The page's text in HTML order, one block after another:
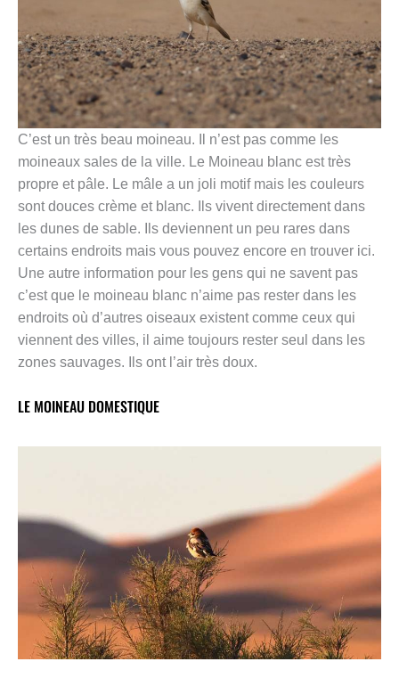
C’est un très beau moineau. Il n’est pas comme les
moineaux sales de la ville. Le Moineau blanc est très
propre et pâle. Le mâle a un joli motif mais les couleurs
sont douces crème et blanc. Ils vivent directement dans
les dunes de sable. Ils deviennent un peu rares dans
certains endroits mais vous pouvez encore en trouver ici.
Une autre information pour les gens qui ne savent pas
c’est que le moineau blanc n’aime pas rester dans les
endroits où d’autres oiseaux existent comme ceux qui
viennent des villes, il aime toujours rester seul dans les
zones sauvages. Ils ont l’air très doux.
LE MOINEAU DOMESTIQUE